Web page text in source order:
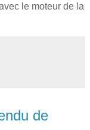
le moteur de la
de